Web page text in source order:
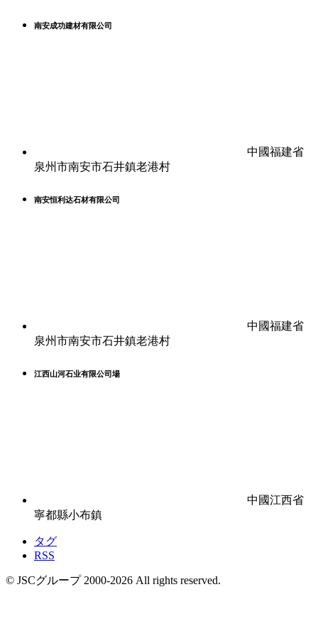
南安成功建材有限公司
中國福建省
泉州市南安市石井鎮老港村
南安恒利达石材有限公司
中國福建省
泉州市南安市石井鎮老港村
江西山河石业有限公司場
中國江西省
寧都縣小布鎮
タグ
RSS
© JSCグループ 2000-2026 All rights reserved.